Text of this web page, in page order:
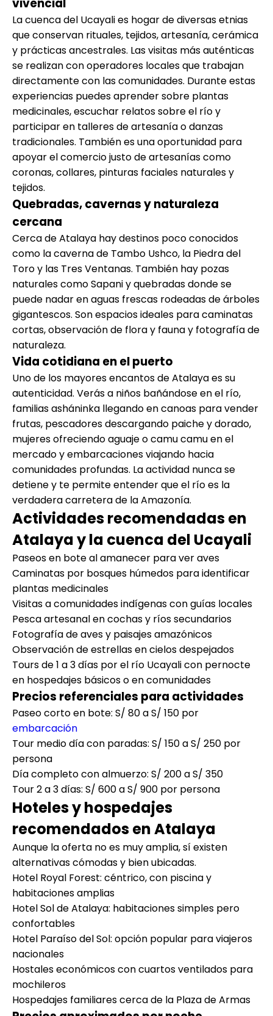
La cuenca del Ucayali es hogar de diversas etnias
que conservan rituales, tejidos, artesanía, cerámica
y prácticas ancestrales. Las visitas más auténticas
se realizan con operadores locales que trabajan
directamente con las comunidades. Durante estas
experiencias puedes aprender sobre plantas
medicinales, escuchar relatos sobre el río y
participar en talleres de artesanía o danzas
tradicionales. También es una oportunidad para
apoyar el comercio justo de artesanías como
coronas, collares, pinturas faciales naturales y
tejidos.
Quebradas, cavernas y naturaleza
cercana
Cerca de Atalaya hay destinos poco conocidos
como la caverna de Tambo Ushco, la Piedra del
Toro y las Tres Ventanas. También hay pozas
naturales como Sapani y quebradas donde se
puede nadar en aguas frescas rodeadas de árboles
gigantescos. Son espacios ideales para caminatas
cortas, observación de flora y fauna y fotografía de
naturaleza.
Vida cotidiana en el puerto
Uno de los mayores encantos de Atalaya es su
autenticidad. Verás a niños bañándose en el río,
familias asháninka llegando en canoas para vender
frutas, pescadores descargando paiche y dorado,
mujeres ofreciendo aguaje o camu camu en el
mercado y embarcaciones viajando hacia
comunidades profundas. La actividad nunca se
detiene y te permite entender que el río es la
verdadera carretera de la Amazonía.
Actividades recomendadas en
Atalaya y la cuenca del Ucayali
Paseos en bote al amanecer para ver aves
Caminatas por bosques húmedos para identificar
plantas medicinales
Visitas a comunidades indígenas con guías locales
Pesca artesanal en cochas y ríos secundarios
Fotografía de aves y paisajes amazónicos
Observación de estrellas en cielos despejados
Tours de 1 a 3 días por el río Ucayali con pernocte
en hospedajes básicos o en comunidades
Precios referenciales para actividades
Paseo corto en bote: S/ 80 a S/ 150 por
embarcación
Tour medio día con paradas: S/ 150 a S/ 250 por
persona
Día completo con almuerzo: S/ 200 a S/ 350
Tour 2 a 3 días: S/ 600 a S/ 900 por persona
Hoteles y hospedajes
recomendados en Atalaya
Aunque la oferta no es muy amplia, sí existen
alternativas cómodas y bien ubicadas.
Hotel Royal Forest: céntrico, con piscina y
habitaciones amplias
Hotel Sol de Atalaya: habitaciones simples pero
confortables
Hotel Paraíso del Sol: opción popular para viajeros
nacionales
Hostales económicos con cuartos ventilados para
mochileros
Hospedajes familiares cerca de la Plaza de Armas